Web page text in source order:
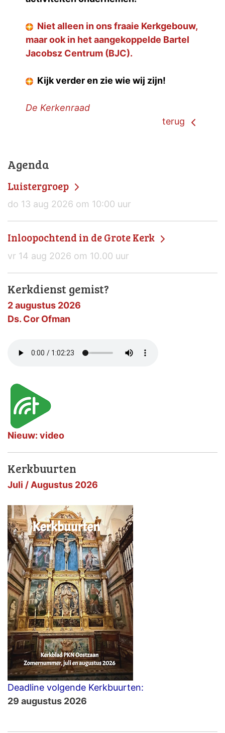
Niet alleen in ons fraaie Kerkgebouw,
maar ook in het aangekoppelde Bartel
Jacobsz Centrum (BJC).
Kijk verder en zie wie wij zijn!
De Kerkenraad
terug
Agenda
Luistergroep
do 13 aug 2026 om 10:00 uur
Inloopochtend in de Grote Kerk
vr 14 aug 2026 om 10.00 uur
Kerkdienst gemist?
2 augustus 2026
Ds. Cor Ofman
Nieuw: video
Kerkbuurten
Juli / Augustus 2026
Deadline volgende Kerkbuurten:
29 augustus 2026